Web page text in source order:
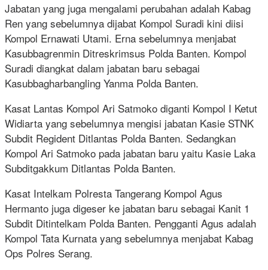
Jabatan yang juga mengalami perubahan adalah Kabag
Ren yang sebelumnya dijabat Kompol Suradi kini diisi
Kompol Ernawati Utami. Erna sebelumnya menjabat
Kasubbagrenmin Ditreskrimsus Polda Banten. Kompol
Suradi diangkat dalam jabatan baru sebagai
Kasubbagharbangling Yanma Polda Banten.
Kasat Lantas Kompol Ari Satmoko diganti Kompol I Ketut
Widiarta yang sebelumnya mengisi jabatan Kasie STNK
Subdit Regident Ditlantas Polda Banten. Sedangkan
Kompol Ari Satmoko pada jabatan baru yaitu Kasie Laka
Subditgakkum Ditlantas Polda Banten.
Kasat Intelkam Polresta Tangerang Kompol Agus
Hermanto juga digeser ke jabatan baru sebagai Kanit 1
Subdit Ditintelkam Polda Banten. Pengganti Agus adalah
Kompol Tata Kurnata yang sebelumnya menjabat Kabag
Ops Polres Serang.